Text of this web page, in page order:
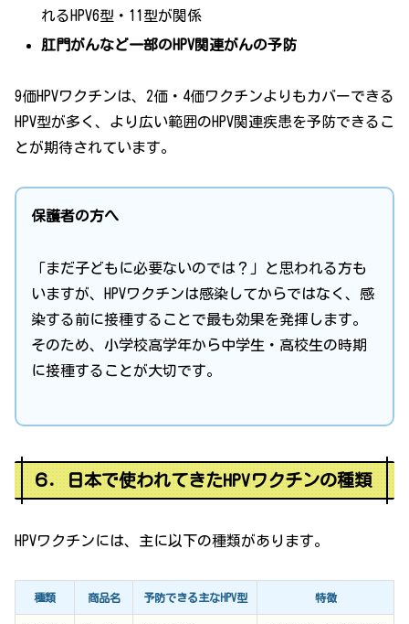
れるHPV6型・11型が関係
肛門がんなど一部のHPV関連がんの予防
9価HPVワクチンは、2価・4価ワクチンよりもカバーできる
HPV型が多く、より広い範囲のHPV関連疾患を予防できるこ
とが期待されています。
保護者の方へ
「まだ子どもに必要ないのでは？」と思われる方も
いますが、HPVワクチンは感染してからではなく、感
染する前に接種することで最も効果を発揮します。
そのため、小学校高学年から中学生・高校生の時期
に接種することが大切です。
６．日本で使われてきたHPVワクチンの種類
HPVワクチンには、主に以下の種類があります。
種類 商品名 予防できる主なHPV型 特徴